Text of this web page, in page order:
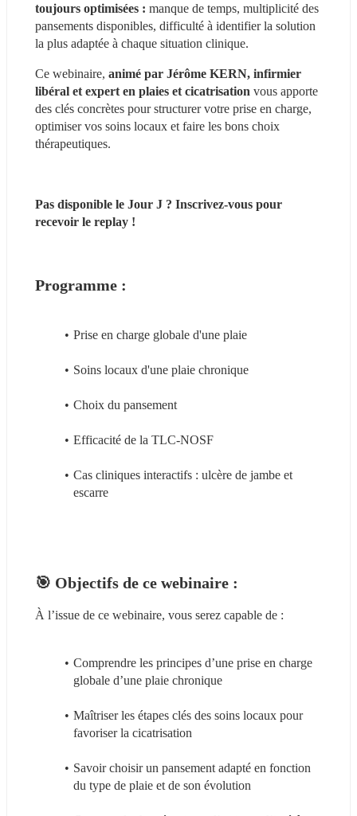
toujours optimisées : manque de temps, multiplicité des
pansements disponibles, difficulté à identifier la solution
la plus adaptée à chaque situation clinique.
Ce webinaire, animé par Jérôme KERN, infirmier
libéral et expert en plaies et cicatrisation vous apporte
des clés concrètes pour structurer votre prise en charge,
optimiser vos soins locaux et faire les bons choix
thérapeutiques.
Pas disponible le Jour J ? Inscrivez-vous pour
recevoir le replay !
Programme :
Prise en charge globale d'une plaie
Soins locaux d'une plaie chronique
Choix du pansement
Efficacité de la TLC-NOSF
Cas cliniques interactifs : ulcère de jambe et
escarre
🎯 Objectifs de ce webinaire :
À l’issue de ce webinaire, vous serez capable de :
Comprendre les principes d’une prise en charge
globale d’une plaie chronique
Maîtriser les étapes clés des soins locaux pour
favoriser la cicatrisation
Savoir choisir un pansement adapté en fonction
du type de plaie et de son évolution